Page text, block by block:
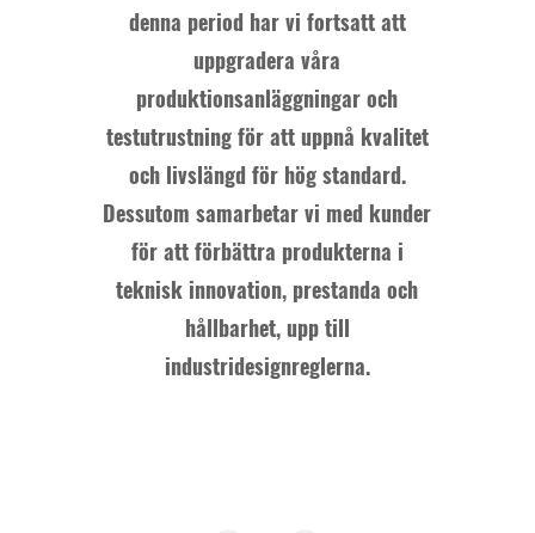
denna period har vi fortsatt att
uppgradera våra
produktionsanläggningar och
testutrustning för att uppnå kvalitet
och livslängd för hög standard.
Dessutom samarbetar vi med kunder
för att förbättra produkterna i
teknisk innovation, prestanda och
hållbarhet, upp till
industridesignreglerna.